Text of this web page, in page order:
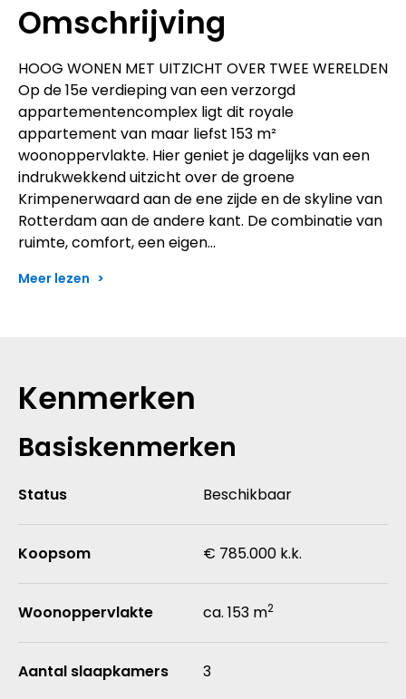
Omschrijving
HOOG WONEN MET UITZICHT OVER TWEE WERELDEN
Op de 15e verdieping van een verzorgd
appartementencomplex ligt dit royale
appartement van maar liefst 153 m²
woonoppervlakte. Hier geniet je dagelijks van een
indrukwekkend uitzicht over de groene
Krimpenerwaard aan de ene zijde en de skyline van
Rotterdam aan de andere kant. De combinatie van
ruimte, comfort, een eigen…
Meer lezen
Kenmerken
Basiskenmerken
Status Beschikbaar
Koopsom € 785.000 k.k.
Woonoppervlakte ca. 153 m2
Aantal slaapkamers 3